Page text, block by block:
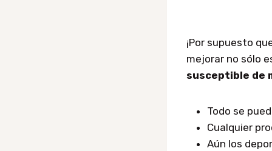
¡Por supuesto
mejorar no sólo
susceptible de
Todo se
Cualquier
Aún los